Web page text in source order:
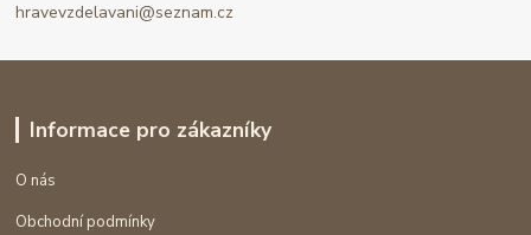
hravevzdelavani@seznam.cz
Informace pro zákazníky
O nás
Obchodní podmínky